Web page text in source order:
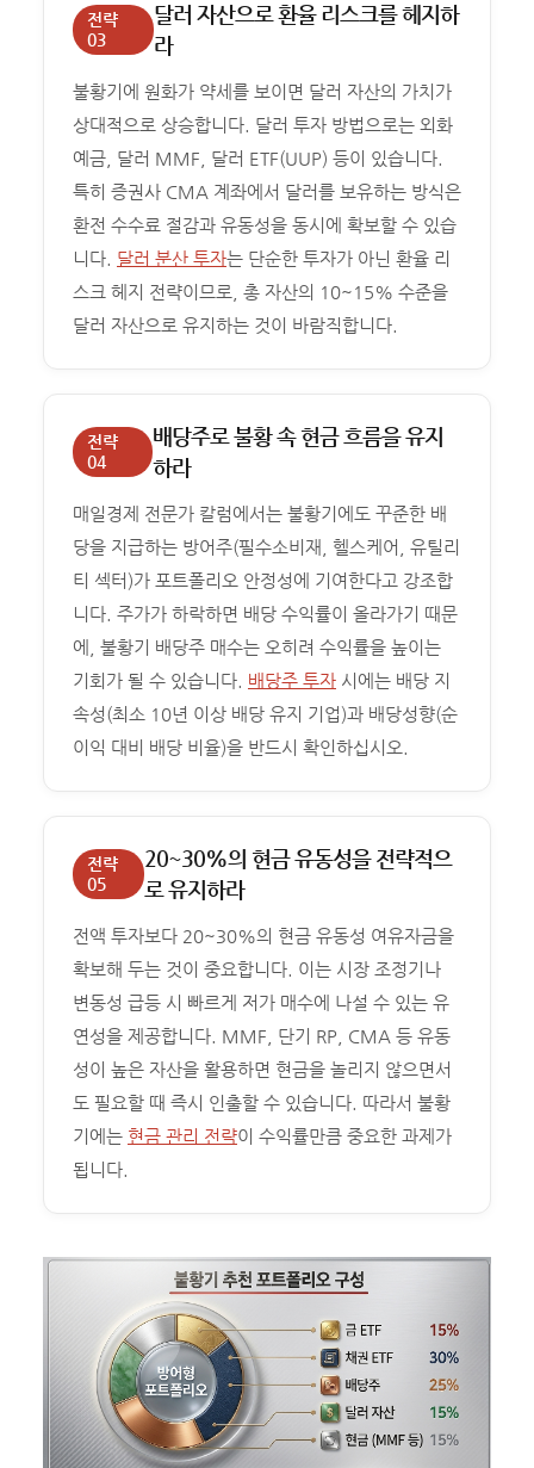
전략
03
달러 자산으로 환율 리스크를 헤지하
라
불황기에 원화가 약세를 보이면 달러 자산의 가치가
상대적으로 상승합니다. 달러 투자 방법으로는 외화
예금, 달러 MMF, 달러 ETF(UUP) 등이 있습니다.
특히 증권사 CMA 계좌에서 달러를 보유하는 방식은
환전 수수료 절감과 유동성을 동시에 확보할 수 있습
니다. 달러 분산 투자는 단순한 투자가 아닌 환율 리
스크 헤지 전략이므로, 총 자산의 10~15% 수준을
달러 자산으로 유지하는 것이 바람직합니다.
전략
04
배당주로 불황 속 현금 흐름을 유지
하라
매일경제 전문가 칼럼에서는 불황기에도 꾸준한 배
당을 지급하는 방어주(필수소비재, 헬스케어, 유틸리
티 섹터)가 포트폴리오 안정성에 기여한다고 강조합
니다. 주가가 하락하면 배당 수익률이 올라가기 때문
에, 불황기 배당주 매수는 오히려 수익률을 높이는
기회가 될 수 있습니다. 배당주 투자 시에는 배당 지
속성(최소 10년 이상 배당 유지 기업)과 배당성향(순
이익 대비 배당 비율)을 반드시 확인하십시오.
전략
05
20~30%의 현금 유동성을 전략적으
로 유지하라
전액 투자보다 20~30%의 현금 유동성 여유자금을
확보해 두는 것이 중요합니다. 이는 시장 조정기나
변동성 급등 시 빠르게 저가 매수에 나설 수 있는 유
연성을 제공합니다. MMF, 단기 RP, CMA 등 유동
성이 높은 자산을 활용하면 현금을 놀리지 않으면서
도 필요할 때 즉시 인출할 수 있습니다. 따라서 불황
기에는 현금 관리 전략이 수익률만큼 중요한 과제가
됩니다.